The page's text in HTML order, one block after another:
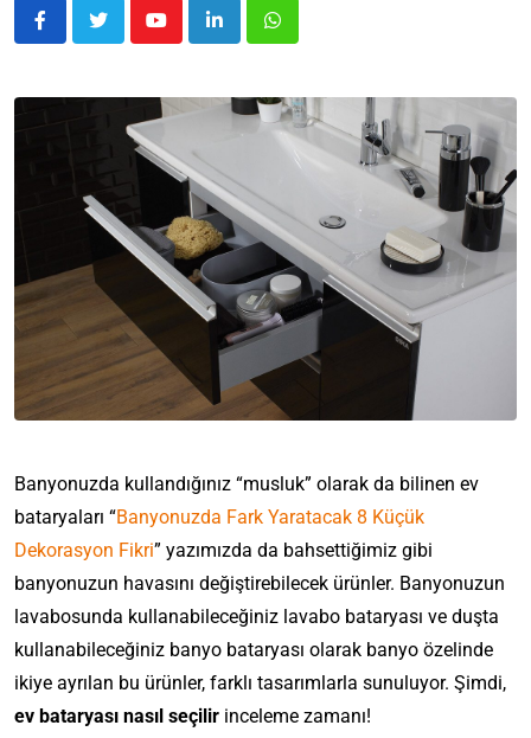
Banyonuzda kullandığınız “musluk” olarak da bilinen ev
bataryaları “Banyonuzda Fark Yaratacak 8 Küçük
Dekorasyon Fikri” yazımızda da bahsettiğimiz gibi
banyonuzun havasını değiştirebilecek ürünler. Banyonuzun
lavabosunda kullanabileceğiniz lavabo bataryası ve duşta
kullanabileceğiniz banyo bataryası olarak banyo özelinde
ikiye ayrılan bu ürünler, farklı tasarımlarla sunuluyor. Şimdi,
ev bataryası nasıl seçilir inceleme zamanı!